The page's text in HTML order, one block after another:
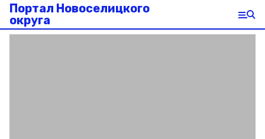
Портал Новоселицкого
округа